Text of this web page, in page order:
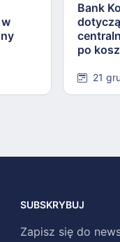
Bank
po
21
SUBSKRYBUJ
Zapisz się do